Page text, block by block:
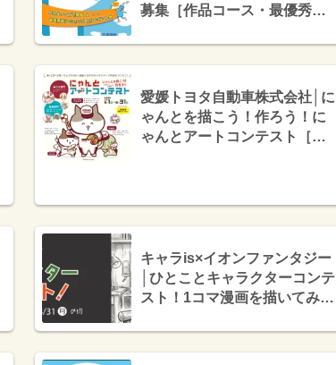
募集［作品コース・最優秀賞
分］
愛媛トヨタ自動車株式会社│に
ゃんとを描こう！作ろう！に
ゃんとアートコンテスト［最
キャラis×イオンファンタジー
│ひとことキャラクターコンテ
スト！1コマ漫画を描いてみよ
キャラisサイトTOP画掲載
権］